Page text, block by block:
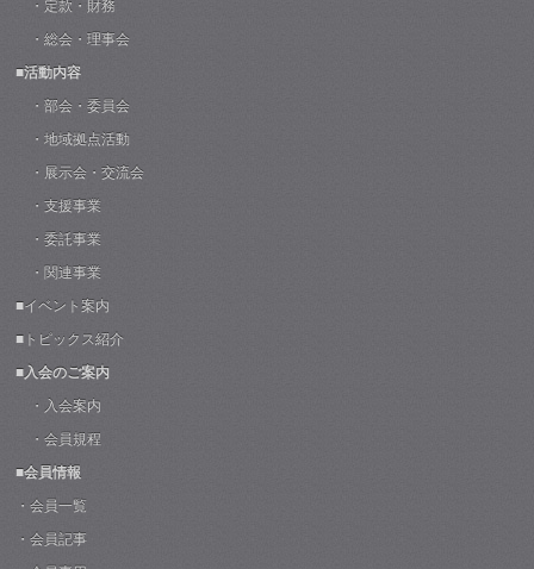
・定款・財務
・総会・理事会
■活動内容
・部会・委員会
・地域拠点活動
・展示会・交流会
・支援事業
・委託事業
・関連事業
■イベント案内
■トピックス紹介
■入会のご案内
・入会案内
・会員規程
■会員情報
・会員一覧
・会員記事